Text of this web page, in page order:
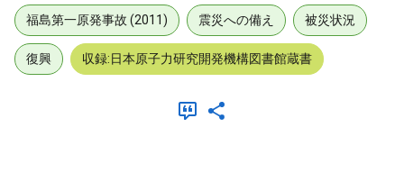
福島第一原発事故 (2011) 震災への備え 被災状況
復興 収録:日本原子力研究開発機構図書館蔵書